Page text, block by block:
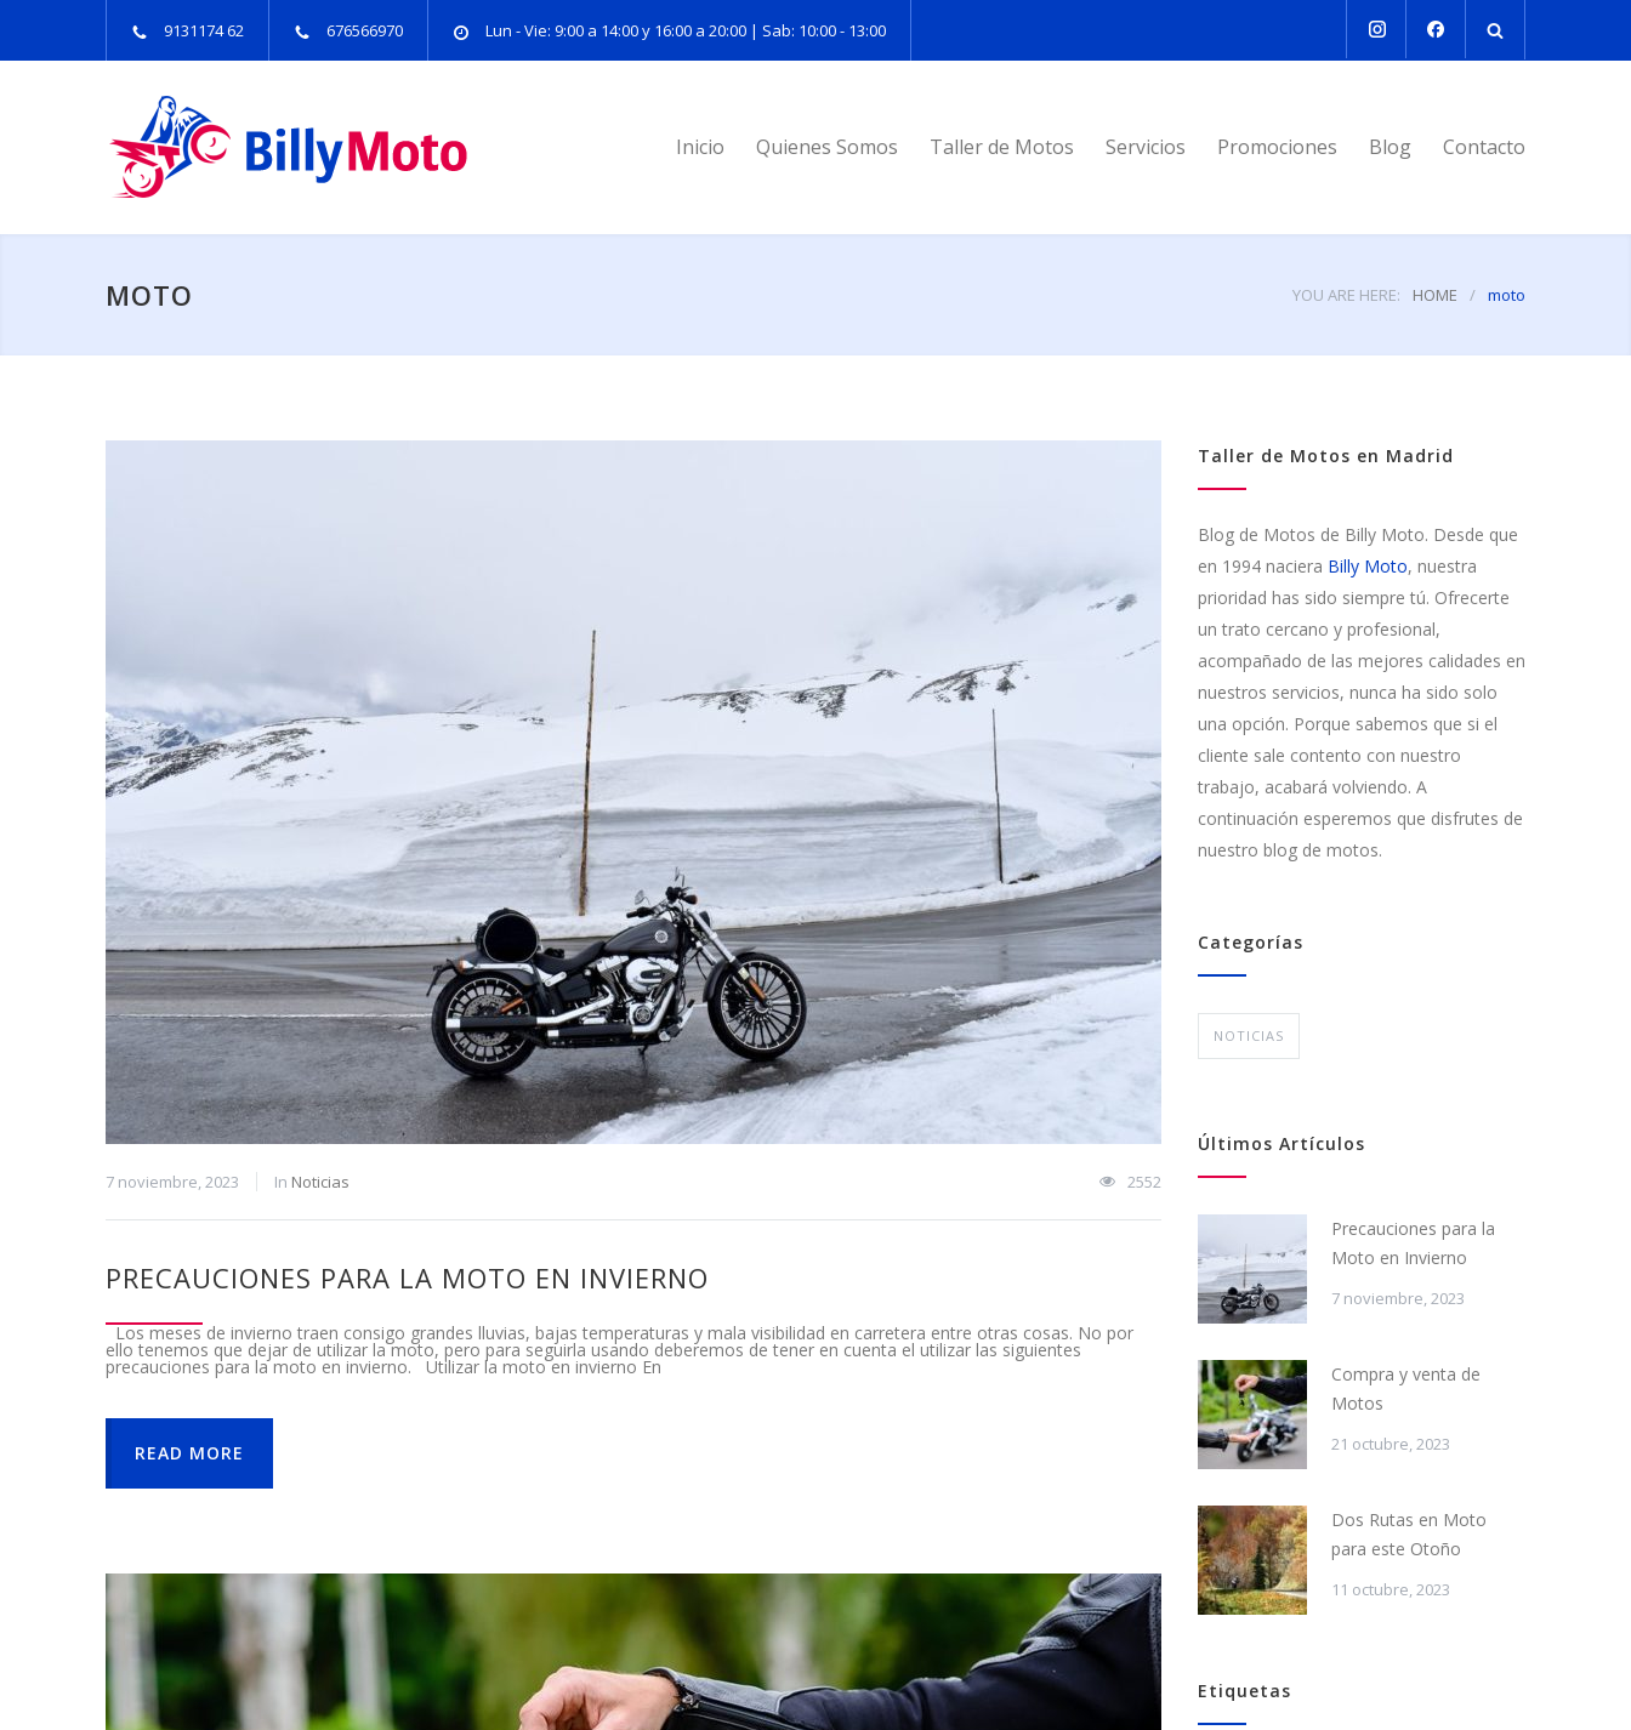
9131174 62 676566970 Lun - Vie: 9:00 a 14:00 y 16:00 a 20:00 | Sab: 10:00 - 13:00
Inicio Quienes Somos Taller de Motos Servicios Promociones Blog Contacto
MOTO YOU ARE HERE: HOME / moto
7 noviembre, 2023 In Noticias 2552
PRECAUCIONES PARA LA MOTO EN INVIERNO
Los meses de invierno traen consigo grandes lluvias, bajas temperaturas y mala visibilidad en carretera entre otras cosas. No por
ello tenemos que dejar de utilizar la moto, pero para seguirla usando deberemos de tener en cuenta el utilizar las siguientes
precauciones para la moto en invierno. Utilizar la moto en invierno En
READ MORE
Taller de Motos en Madrid
Blog de Motos de Billy Moto. Desde que
en 1994 naciera Billy Moto, nuestra
prioridad has sido siempre tú. Ofrecerte
un trato cercano y profesional,
acompañado de las mejores calidades en
nuestros servicios, nunca ha sido solo
una opción. Porque sabemos que si el
cliente sale contento con nuestro
trabajo, acabará volviendo. A
continuación esperemos que disfrutes de
nuestro blog de motos.
Categorías
NOTICIAS
Últimos Artículos
Precauciones para la
Moto en Invierno
7 noviembre, 2023
Compra y venta de
Motos
21 octubre, 2023
Dos Rutas en Moto
para este Otoño
11 octubre, 2023
Etiquetas